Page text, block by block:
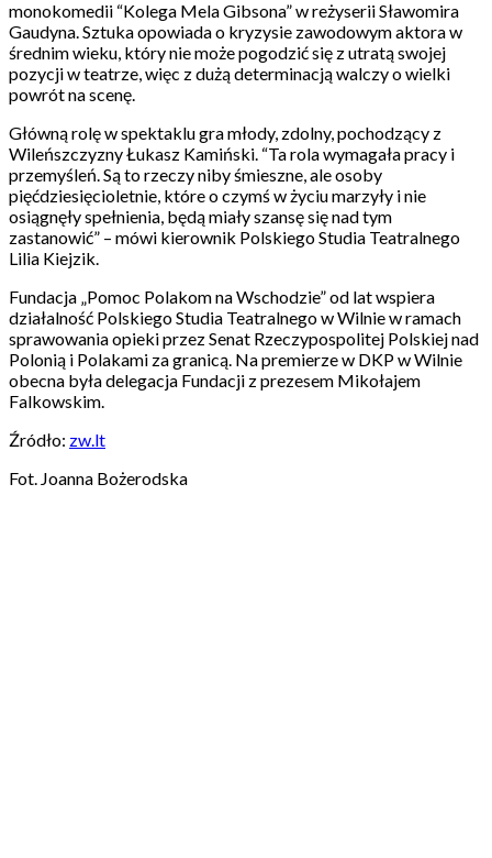
monokomedii “Kolega Mela Gibsona” w reżyserii Sławomira
Gaudyna. Sztuka opowiada o kryzysie zawodowym aktora w
średnim wieku, który nie może pogodzić się z utratą swojej
pozycji w teatrze, więc z dużą determinacją walczy o wielki
powrót na scenę.
Główną rolę w spektaklu gra młody, zdolny, pochodzący z
Wileńszczyzny Łukasz Kamiński. “Ta rola wymagała pracy i
przemyśleń. Są to rzeczy niby śmieszne, ale osoby
pięćdziesięcioletnie, które o czymś w życiu marzyły i nie
osiągnęły spełnienia, będą miały szansę się nad tym
zastanowić” – mówi kierownik Polskiego Studia Teatralnego
Lilia Kiejzik.
Fundacja „Pomoc Polakom na Wschodzie” od lat wspiera
działalność Polskiego Studia Teatralnego w Wilnie w ramach
sprawowania opieki przez Senat Rzeczypospolitej Polskiej nad
Polonią i Polakami za granicą. Na premierze w DKP w Wilnie
obecna była delegacja Fundacji z prezesem Mikołajem
Falkowskim.
Źródło: zw.lt
Fot. Joanna Bożerodska